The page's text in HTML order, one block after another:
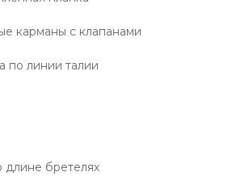
карманы с клапанами
по линии талии
длине бретелях